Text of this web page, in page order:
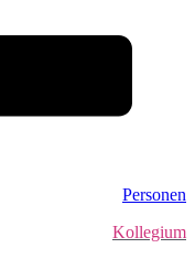
Personen
Kollegium